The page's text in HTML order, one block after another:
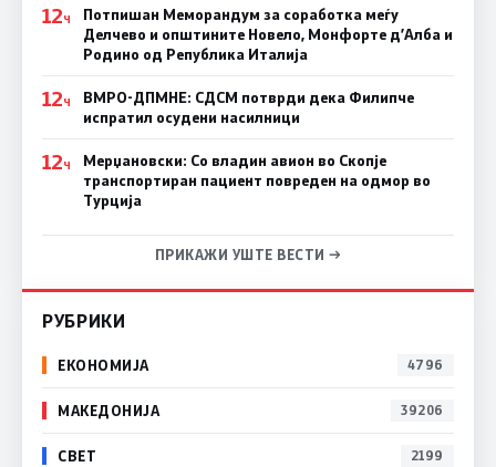
12Ч
Потпишан Меморандум за соработка меѓу
Делчево и општините Новело, Монфорте д’Алба и
Родино од Република Италија
12Ч
ВМРО-ДПМНЕ: СДСM потврди дека Филипче
испратил осудени насилници
12Ч
Мерџановски: Со владин авион во Скопје
транспортиран пациент повреден на одмор во
Турција
ПРИКАЖИ УШТЕ ВЕСТИ →
РУБРИКИ
ЕКОНОМИЈА 4796
МАКЕДОНИЈА 39206
СВЕТ 2199